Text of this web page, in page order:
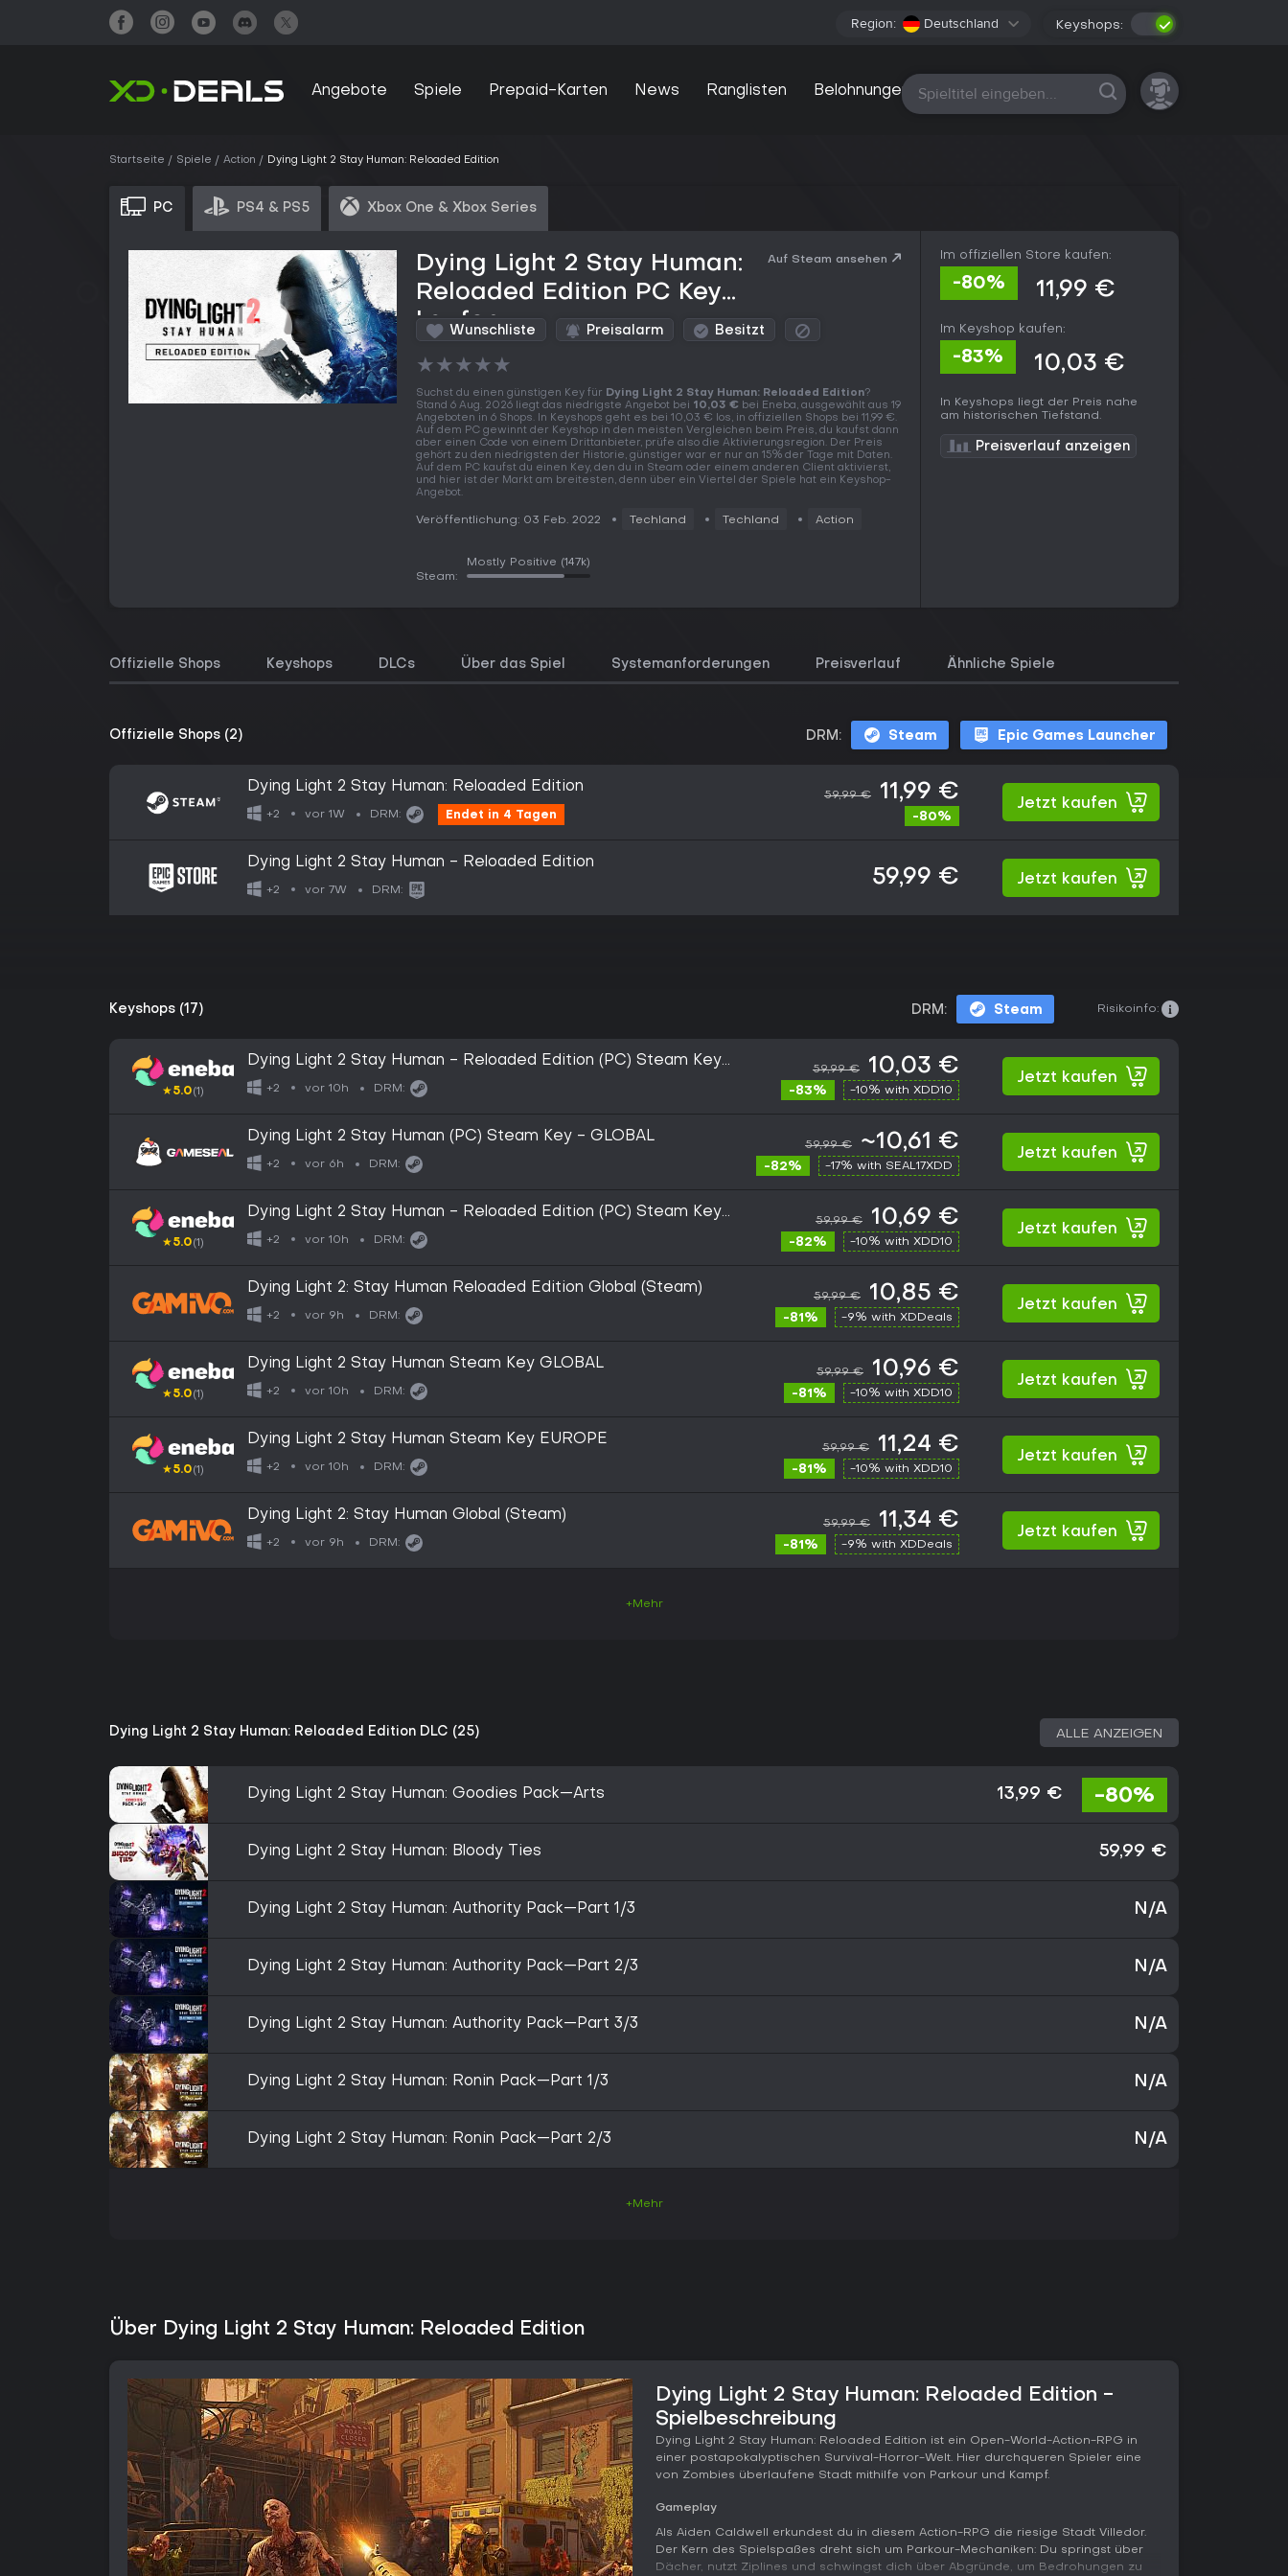
Region: Deutschland Keyshops:
Angebote Spiele Prepaid-Karten News Ranglisten Belohnungen Alle Plattformen
Startseite Spiele Action Dying Light 2 Stay Human: Reloaded Edition
PC PS4 & PS5 Xbox One & Xbox Series
Dying Light 2 Stay Human:
Reloaded Edition PC Key
kaufen
Auf Steam ansehen
Wunschliste Preisalarm Besitzt
★★★★★
Suchst du einen günstigen Key für Dying Light 2 Stay Human: Reloaded Edition?
Stand 6 Aug. 2026 liegt das niedrigste Angebot bei 10,03 € bei Eneba, ausgewählt aus 19
Angeboten in 6 Shops. In Keyshops geht es bei 10,03 € los, in offiziellen Shops bei 11,99 €.
Auf dem PC gewinnt der Keyshop in den meisten Vergleichen beim Preis, du kaufst dann
aber einen Code von einem Drittanbieter, prüfe also die Aktivierungsregion. Der Preis
gehört zu den niedrigsten der Historie, günstiger war er nur an 15% der Tage mit Daten.
Auf dem PC kaufst du einen Key, den du in Steam oder einem anderen Client aktivierst,
und hier ist der Markt am breitesten, denn über ein Viertel der Spiele hat ein Keyshop-
Angebot.
Veröffentlichung: 03 Feb. 2022 Techland Techland Action
Steam:
Mostly Positive (147k)
Im offiziellen Store kaufen:
-80% 11,99 €
Im Keyshop kaufen:
-83% 10,03 €
In Keyshops liegt der Preis nahe
am historischen Tiefstand.
Preisverlauf anzeigen
Offizielle Shops Keyshops DLCs Über das Spiel Systemanforderungen Preisverlauf Ähnliche Spiele
Offizielle Shops (2) DRM: Steam Epic Games Launcher
Dying Light 2 Stay Human: Reloaded Edition
+2 vor 1W DRM: Endet in 4 Tagen
59,99 € 11,99 €
-80%
Jetzt kaufen
Dying Light 2 Stay Human - Reloaded Edition
+2 vor 7W DRM:
59,99 € Jetzt kaufen
Keyshops (17) DRM: Steam Risikoinfo:
★5.0(1)
Dying Light 2 Stay Human - Reloaded Edition (PC) Steam Key
GLOBAL
+2 vor 10h DRM:
59,99 € 10,03 €
-83% -10% with XDD10
Jetzt kaufen
Dying Light 2 Stay Human (PC) Steam Key - GLOBAL
+2 vor 6h DRM:
59,99 € ~10,61 €
-82% -17% with SEAL17XDD
Jetzt kaufen
★5.0(1)
Dying Light 2 Stay Human - Reloaded Edition (PC) Steam Key
EUROPE
+2 vor 10h DRM:
59,99 € 10,69 €
-82% -10% with XDD10
Jetzt kaufen
Dying Light 2: Stay Human Reloaded Edition Global (Steam)
+2 vor 9h DRM:
59,99 € 10,85 €
-81% -9% with XDDeals
Jetzt kaufen
★5.0(1)
Dying Light 2 Stay Human Steam Key GLOBAL
+2 vor 10h DRM:
59,99 € 10,96 €
-81% -10% with XDD10
Jetzt kaufen
★5.0(1)
Dying Light 2 Stay Human Steam Key EUROPE
+2 vor 10h DRM:
59,99 € 11,24 €
-81% -10% with XDD10
Jetzt kaufen
Dying Light 2: Stay Human Global (Steam)
+2 vor 9h DRM:
59,99 € 11,34 €
-81% -9% with XDDeals
Jetzt kaufen
+Mehr
Dying Light 2 Stay Human: Reloaded Edition DLC (25) ALLE ANZEIGEN
Dying Light 2 Stay Human: Goodies Pack—Arts 13,99 € -80%
Dying Light 2 Stay Human: Bloody Ties 59,99 €
Dying Light 2 Stay Human: Authority Pack—Part 1/3 N/A
Dying Light 2 Stay Human: Authority Pack—Part 2/3 N/A
Dying Light 2 Stay Human: Authority Pack—Part 3/3 N/A
Dying Light 2 Stay Human: Ronin Pack—Part 1/3 N/A
Dying Light 2 Stay Human: Ronin Pack—Part 2/3 N/A
+Mehr
Über Dying Light 2 Stay Human: Reloaded Edition
Dying Light 2 Stay Human: Reloaded Edition -
Spielbeschreibung
Dying Light 2 Stay Human: Reloaded Edition ist ein Open-World-Action-RPG in
einer postapokalyptischen Survival-Horror-Welt. Hier durchqueren Spieler eine
von Zombies überlaufene Stadt mithilfe von Parkour und Kampf.
Gameplay
Als Aiden Caldwell erkundest du in diesem Action-RPG die riesige Stadt Villedor.
Der Kern des Spielspaßes dreht sich um Parkour-Mechaniken: Du springst über
Dächer, nutzt Ziplines und schwingst dich über Abgründe, um Bedrohungen zu